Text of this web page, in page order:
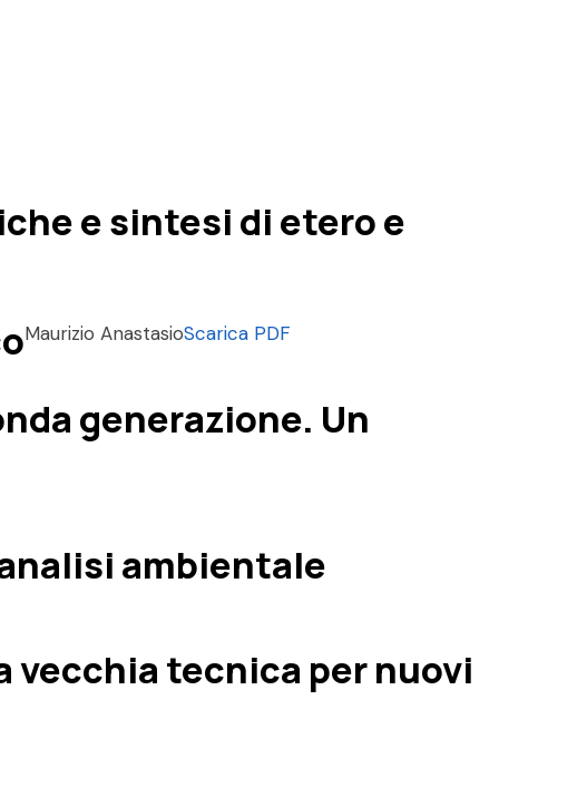
e sintesi di etero e
Maurizio AnastasioScarica PDF
generazione. Un
ambientale
vecchia tecnica per nuovi